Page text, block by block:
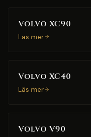
Volvo XC90
Läs mer
Volvo XC40
Läs mer
Volvo V90